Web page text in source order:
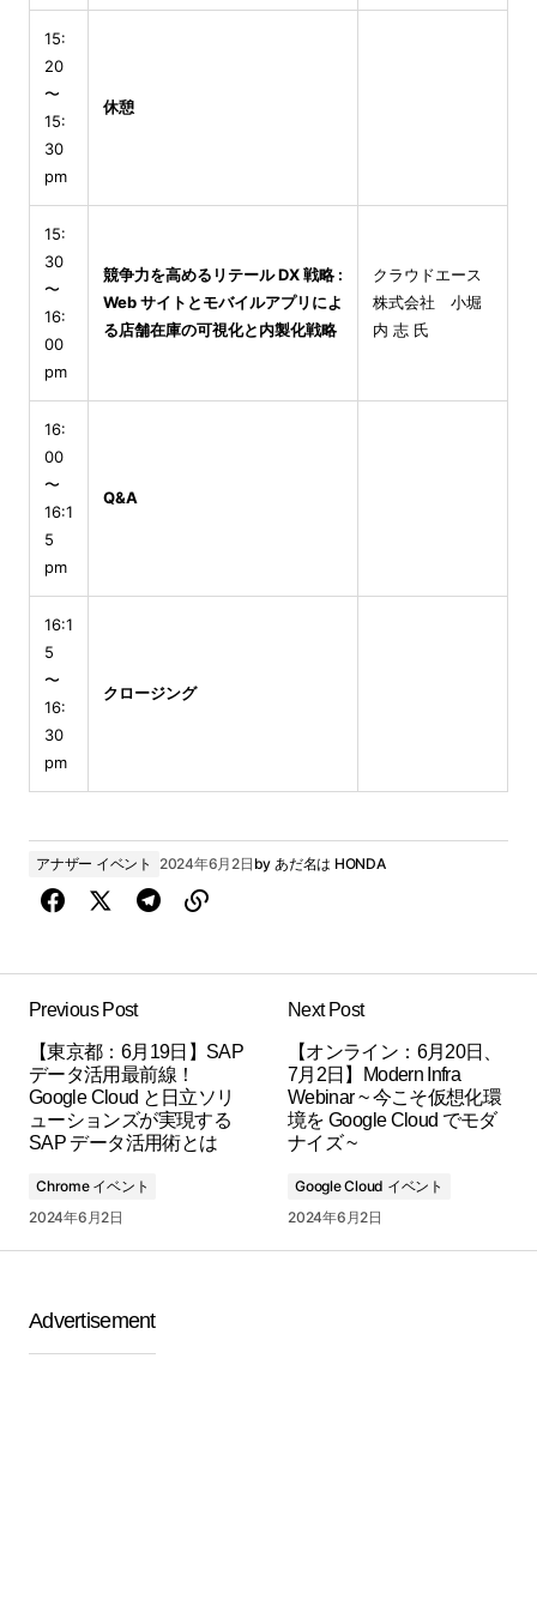
15:
20
〜
15:
30
pm
休憩
15:
30
〜
16:
00
pm
競争力を高めるリテール DX 戦略 :
Web サイトとモバイルアプリによ
る店舗在庫の可視化と内製化戦略
クラウドエース
株式会社 小堀
内 志 氏
16:
00
〜
16:1
5
pm
Q&A
16:1
5
〜
16:
30
pm
クロージング
アナザー イベント 2024年6月2日 by あだ名は HONDA
Previous Post
【東京都：6月19日】SAP
データ活用最前線！
Google Cloud と日立ソリ
ューションズが実現する
SAP データ活用術とは
Chrome イベント
2024年6月2日
Next Post
【オンライン：6月20日、
7月2日】Modern Infra
Webinar ~ 今こそ仮想化環
境を Google Cloud でモダ
ナイズ ~
Google Cloud イベント
2024年6月2日
Advertisement